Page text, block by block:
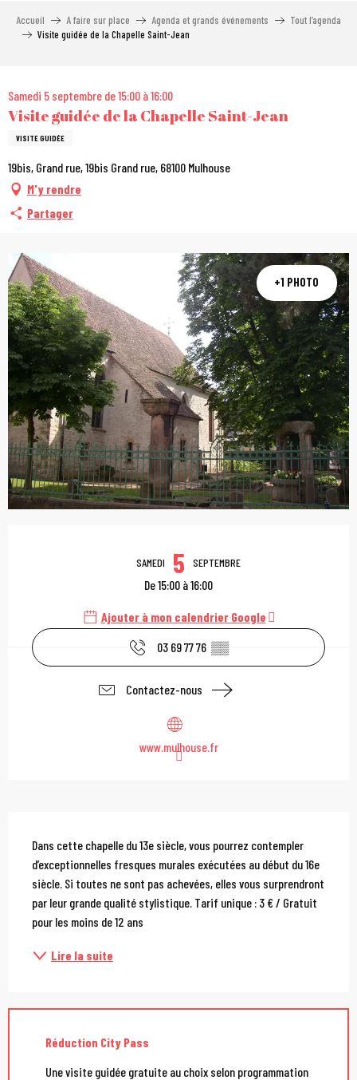
Accueil A faire sur place Agenda et grands événements
Tout l’agenda
Visite guidée de la Chapelle Saint-Jean
Samedi 5 septembre de 15:00 à 16:00
Visite guidée de la Chapelle Saint-Jean
VISITE GUIDÉE
19bis, Grand rue, 19bis Grand rue, 68100 Mulhouse
M'y rendre
Partager
+1 PHOTO
Ouverture et
SAMEDI 5 SEPTEMBRE
De 15:00 à 16:00
Ajouter à mon calendrier Google
03 69 77 76 ▒▒
Contactez-nous
www.mulhouse.fr
Description
Dans cette chapelle du 13e siècle, vous pourrez contempler
d’exceptionnelles fresques murales exécutées au début du 16e
siècle. Si toutes ne sont pas achevées, elles vous surprendront
par leur grande qualité stylistique. Tarif unique : 3 € / Gratuit
pour les moins de 12 ans
Lire la suite
Réduction City Pass
Une visite guidée gratuite au choix selon programmation